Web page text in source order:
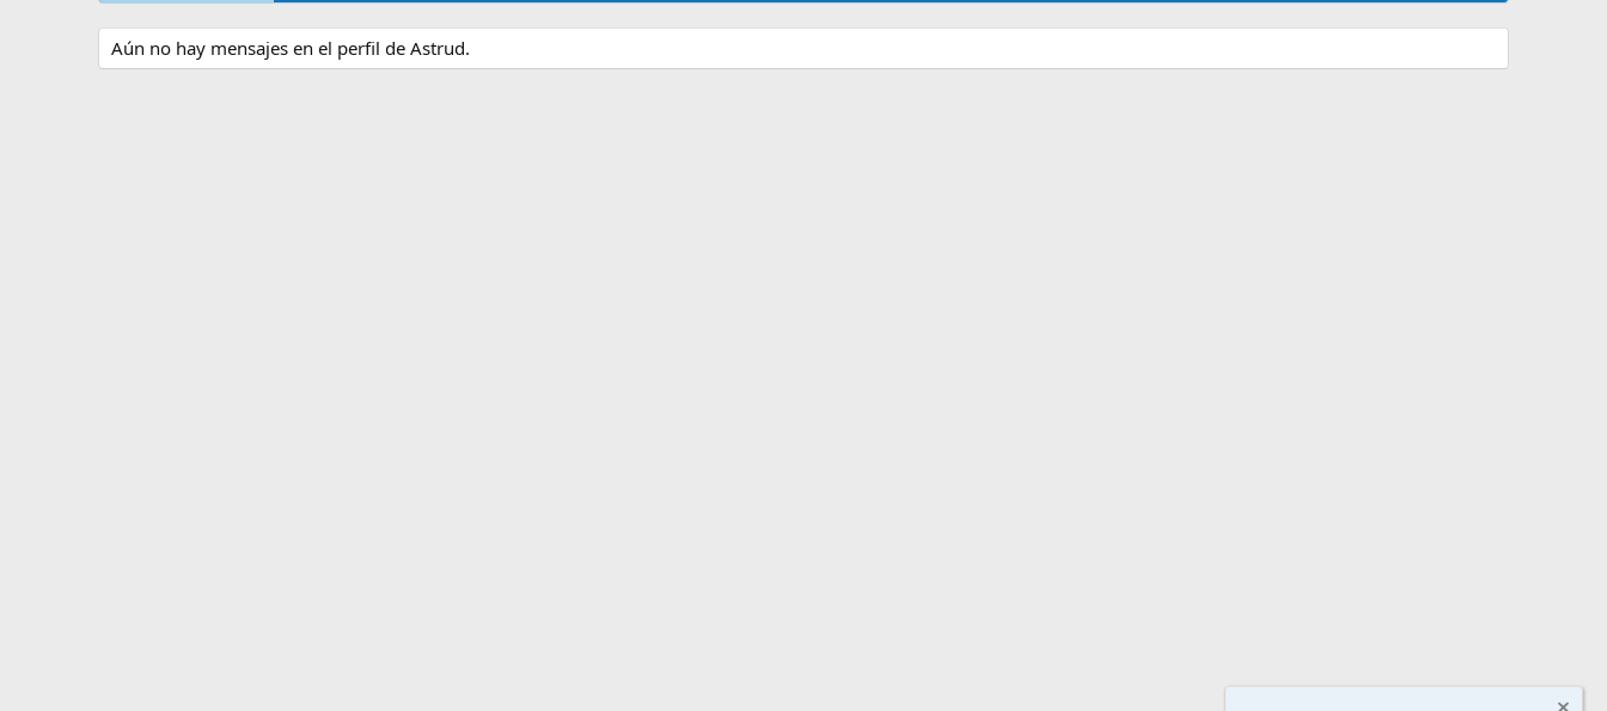
Aún no hay mensajes en el perfil de Astrud.